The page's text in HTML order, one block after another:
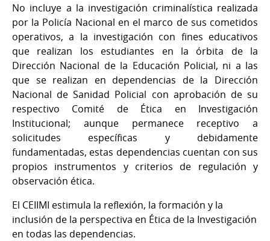
No incluye a la investigación criminalística realizada
por la Policía Nacional en el marco de sus cometidos
operativos, a la investigación con fines educativos
que realizan los estudiantes en la órbita de la
Dirección Nacional de la Educación Policial, ni a las
que se realizan en dependencias de la Dirección
Nacional de Sanidad Policial con aprobación de su
respectivo Comité de Ética en Investigación
Institucional; aunque permanece receptivo a
solicitudes específicas y debidamente
fundamentadas, estas dependencias cuentan con sus
propios instrumentos y criterios de regulación y
observación ética.
El CEIIMI estimula la reflexión, la formación y la
inclusión de la perspectiva en Ética de la Investigación
en todas las dependencias.